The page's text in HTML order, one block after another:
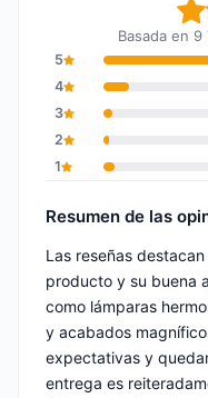
Basada en
5
4
3
2
1
Resumen de las
Las reseñas
producto y su buena
como lámparas
y acabados
expectativas y
entrega es